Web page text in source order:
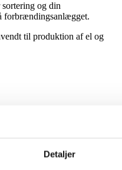
Detaljer
og din
forbrændingsanlægget.
til produktion af el og